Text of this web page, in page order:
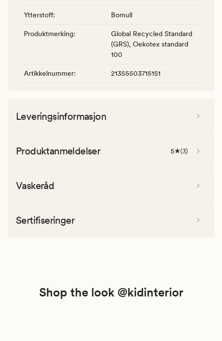
Ytterstoff: Bomull
Produktmerking:
Global Recycled Standard
(GRS), Oekotex standard
100
Artikkelnummer: 21355503715151
Leveringsinformasjon
Produktanmeldelser 5 (3)
Vaskeråd
Sertifiseringer
Shop the look @kidinterior